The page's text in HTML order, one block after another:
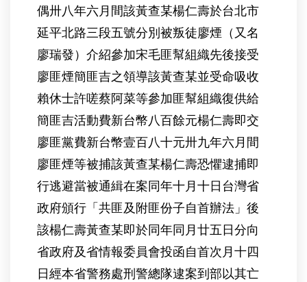
偶卅八年六月間該黃查某楊仁壽於台北市
延平北路三段五號分別被叛徒廖煙（又名
廖瑞發）介紹參加宋毛匪幫組織先後接受
廖匪煙簡匪吉之領導該黃查某並受命吸收
賴休士許嗟蔡阿菜等參加匪幫組織復供給
簡匪吉活動費新台幣八百餘元楊仁壽即交
廖匪黨費新台幣壹百八十元卅九年六月間
廖匪煙等被捕該黃查某楊仁壽恐懼逮捕即
行逃避當被通緝在案同年十月十日台灣省
政府頒行「共匪及附匪份子自首辦法」後
該楊仁壽黃查某即於同年同月廿五日分向
省政府及省情報委員會投函自首次月十四
日經本省警務處刑警總隊逮案到部以其亡